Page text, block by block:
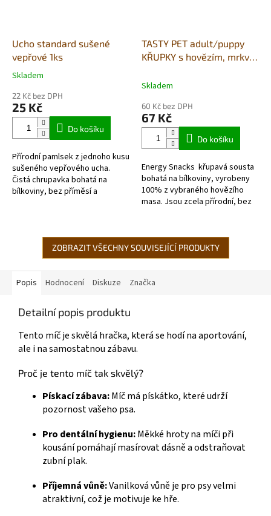
Ucho standard sušené
vepřové 1ks
Průměrné
produktu
je
hvězdiček.
Skladem
22 Kč bez DPH
25 Kč
Do košíku
Přírodní pamlsek z jednoho kusu
sušeného vepřového ucha.
Čistá chrupavka bohatá na
bílkoviny, bez příměsí a
TASTY PET adult/puppy
KŘUPKY s hovězím, mrkví,
ENERGY PLUS
Skladem
60 Kč bez DPH
67 Kč
Do košíku
Energy Snacks křupavá sousta
bohatá na bílkoviny, vyrobeny
100% z vybraného hovězího
masa. Jsou zcela přírodní, bez
maso , čekanku...
ZOBRAZIT VŠECHNY SOUVISEJÍCÍ PRODUKTY
Popis Hodnocení Diskuze Značka
Detailní popis produktu
Tento míč je skvělá hračka, která se hodí na aportování,
ale i na samostatnou zábavu.
Proč je tento míč tak skvělý?
Pískací zábava:Míč má pískátko, které udrží
pozornost vašeho psa.
Pro dentální hygienu:Měkké hroty na míči při
kousání pomáhají masírovat dásně a odstraňovat
zubní plak.
Příjemná vůně:Vanilková vůně je pro psy velmi
atraktivní, což je motivuje ke hře.